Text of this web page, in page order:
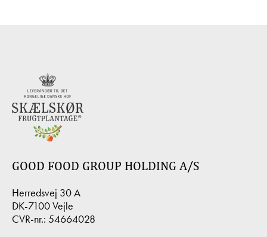
GOOD FOOD GROUP HOLDING A/S
Herredsvej 30 A
DK-7100 Vejle
CVR-nr.: 54664028